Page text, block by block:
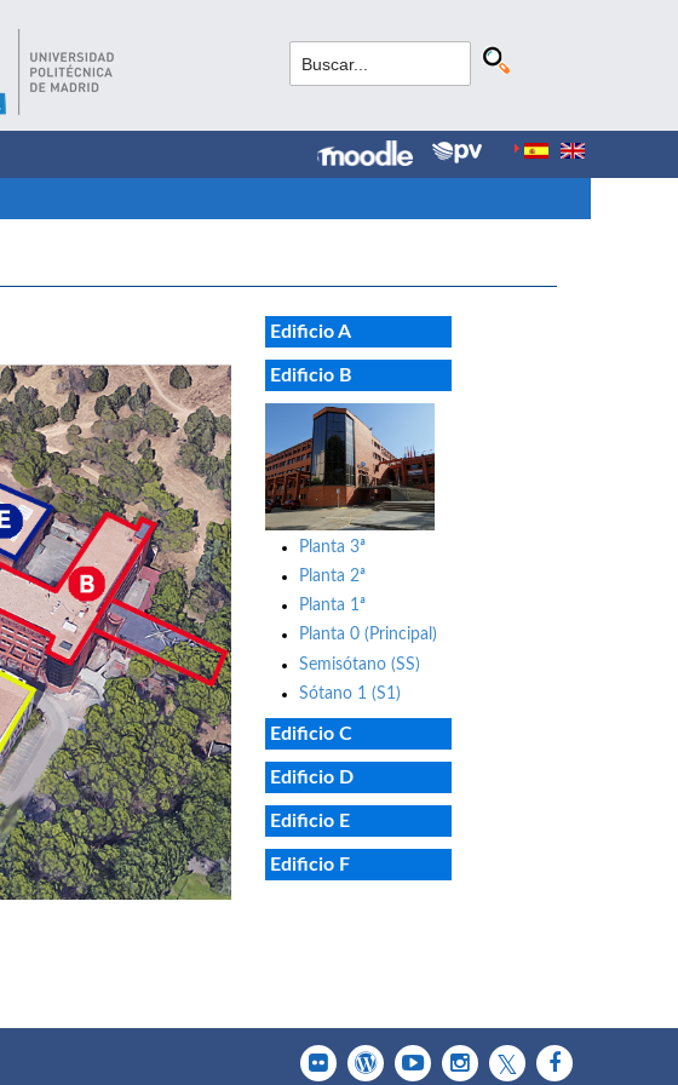
Edificio A
Edificio B
Planta 3ª
Planta 2ª
Planta 1ª
Planta 0 (Principal)
Semisótano (SS)
Sótano 1 (S1)
Edificio C
Edificio D
Edificio E
Edificio F